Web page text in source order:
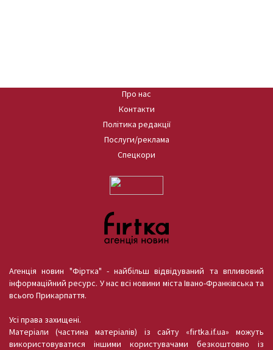
Про нас
Контакти
Політика редакції
Послуги/реклама
Спецкори
Агенція новин "Фіртка" - найбільш відвідуваний та впливовий
інформаційний ресурс. У нас всі новини міста Івано-Франківська та
всього Прикарпаття.
Усі права захищені.
Матеріали (частина матеріалів) із сайту «firtka.if.ua» можуть
використовуватися іншими користувачами безкоштовно із